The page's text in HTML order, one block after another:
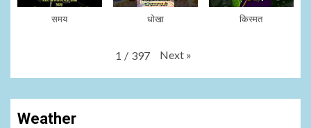
समय धोखा किस्मत
1 / 397 Next »
Weather